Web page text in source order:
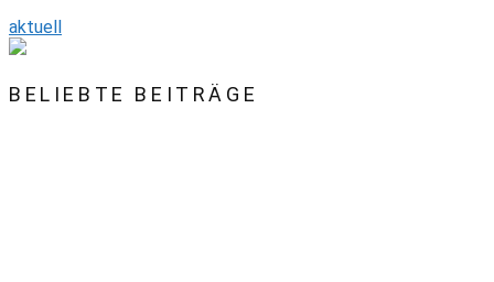
aktuell
BELIEBTE BEITRÄGE